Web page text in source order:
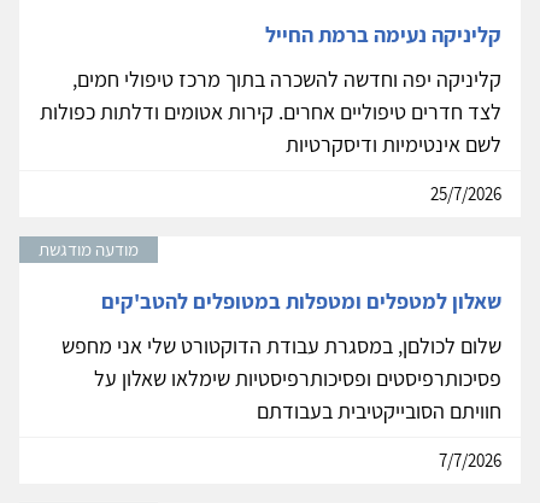
קליניקה נעימה ברמת החייל
קליניקה יפה וחדשה להשכרה בתוך מרכז טיפולי חמים,
לצד חדרים טיפוליים אחרים. קירות אטומים ודלתות כפולות
לשם אינטימיות ודיסקרטיות
25/7/2026
מודעה מודגשת
שאלון למטפלים ומטפלות במטופלים להטב'קים
שלום לכולםן, במסגרת עבודת הדוקטורט שלי אני מחפש
פסיכותרפיסטים ופסיכותרפיסטיות שימלאו שאלון על
חוויתם הסובייקטיבית בעבודתם
7/7/2026